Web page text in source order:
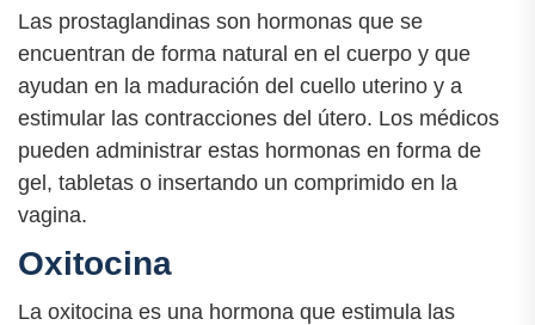
Las prostaglandinas son hormonas que se
encuentran de forma natural en el cuerpo y que
ayudan en la maduración del cuello uterino y a
estimular las contracciones del útero. Los médicos
pueden administrar estas hormonas en forma de
gel, tabletas o insertando un comprimido en la
vagina.
Oxitocina
La oxitocina es una hormona que estimula las